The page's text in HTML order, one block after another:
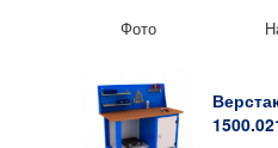
позволяет
Экран 1280 SMART — 1
размещать навесное
Фото